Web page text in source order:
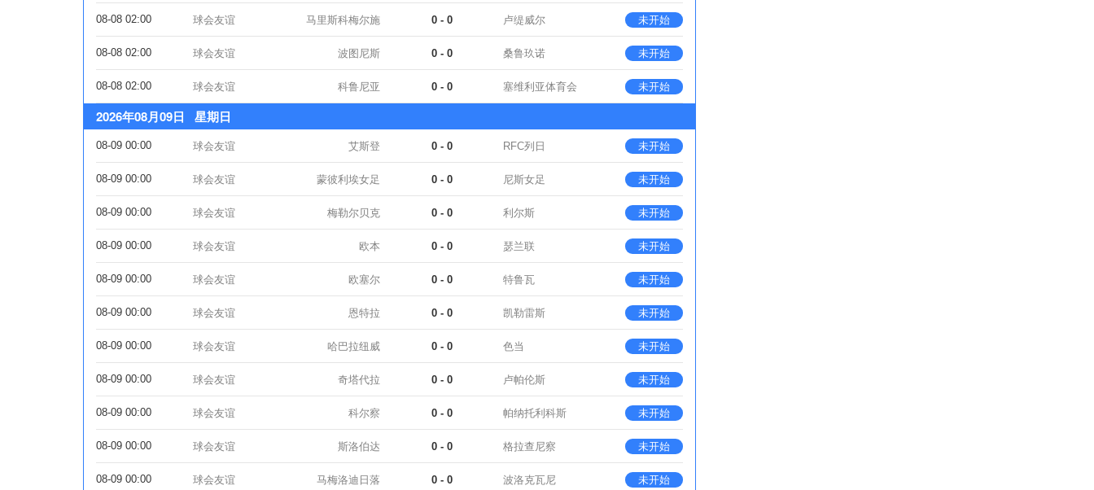
08-08 02:00 球会友谊 马里斯科梅尔施 0 - 0 卢缇威尔 未开始
08-08 02:00 球会友谊 波图尼斯 0 - 0 桑鲁玖诺 未开始
08-08 02:00 球会友谊 科鲁尼亚 0 - 0 塞维利亚体育会 未开始
2026年08月09日 星期日
08-09 00:00 球会友谊 艾斯登 0 - 0 RFC列日 未开始
08-09 00:00 球会友谊 蒙彼利埃女足 0 - 0 尼斯女足 未开始
08-09 00:00 球会友谊 梅勒尔贝克 0 - 0 利尔斯 未开始
08-09 00:00 球会友谊 欧本 0 - 0 瑟兰联 未开始
08-09 00:00 球会友谊 欧塞尔 0 - 0 特鲁瓦 未开始
08-09 00:00 球会友谊 恩特拉 0 - 0 凯勒雷斯 未开始
08-09 00:00 球会友谊 哈巴拉纽威 0 - 0 色当 未开始
08-09 00:00 球会友谊 奇塔代拉 0 - 0 卢帕伦斯 未开始
08-09 00:00 球会友谊 科尔察 0 - 0 帕纳托利科斯 未开始
08-09 00:00 球会友谊 斯洛伯达 0 - 0 格拉查尼察 未开始
08-09 00:00 球会友谊 马梅洛迪日落 0 - 0 波洛克瓦尼 未开始